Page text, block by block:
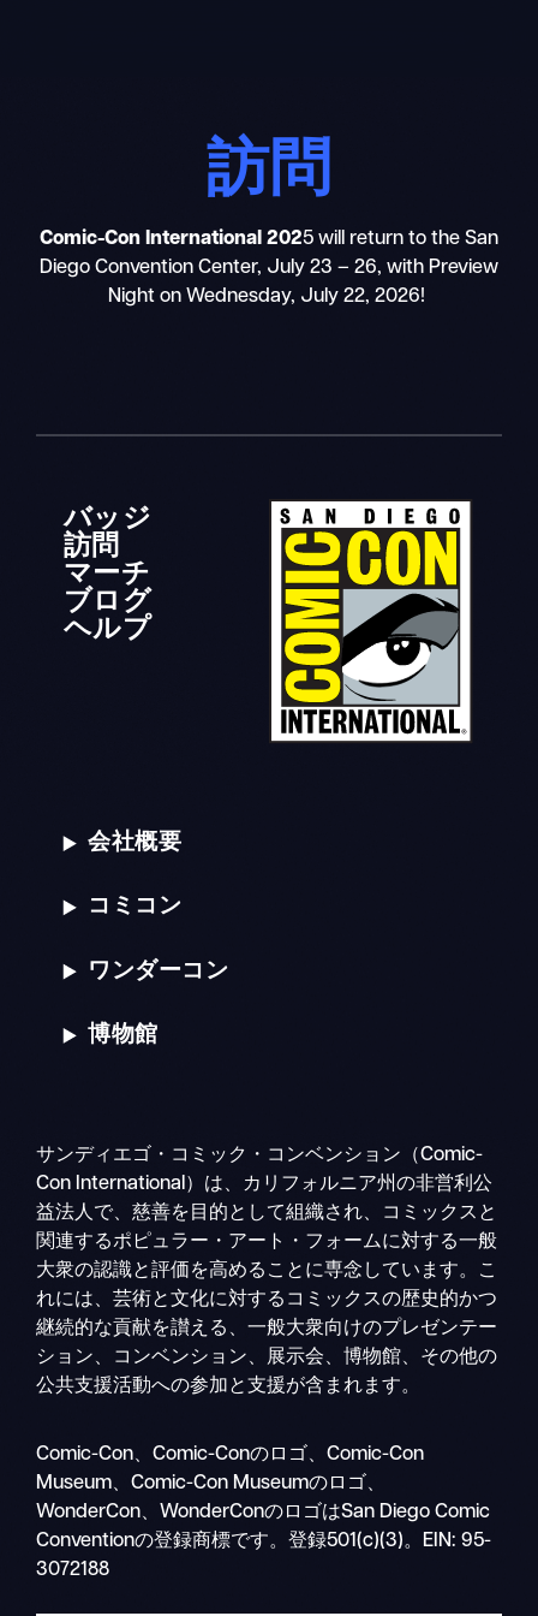
モ
イ
ル
訪問
Comic-Con International 2025 will return to the San
Diego Convention Center, July 23 – 26, with Preview
Night on Wednesday, July 22, 2026!
バッジ
訪問
マーチ
ブログ
ヘルプ
会社概要
コミコン
ワンダーコン
博物館
サンディエゴ・コミック・コンベンション（Comic-
Con International）は、カリフォルニア州の非営利公
益法人で、慈善を目的として組織され、コミックスと
関連するポピュラー・アート・フォームに対する一般
大衆の認識と評価を高めることに専念しています。こ
れには、芸術と文化に対するコミックスの歴史的かつ
継続的な貢献を讃える、一般大衆向けのプレゼンテー
ション、コンベンション、展示会、博物館、その他の
公共支援活動への参加と支援が含まれます。
Comic-Con、Comic-Conのロゴ、Comic-Con
Museum、Comic-Con Museumのロゴ、
WonderCon、WonderConのロゴはSan Diego Comic
Conventionの登録商標です。登録501(c)(3)。EIN: 95-
3072188